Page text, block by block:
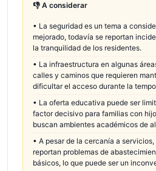
👎 A considerar
• La seguridad es un tema a
mejorado, todavía se reportan
la tranquilidad de los residentes.
• La infraestructura en algunas
calles y caminos que requieren
dificultar el acceso durante la
• La oferta educativa puede ser
factor decisivo para familias con
buscan ambientes académicos de
• A pesar de la cercanía a
reportan problemas de
básicos, lo que puede ser un